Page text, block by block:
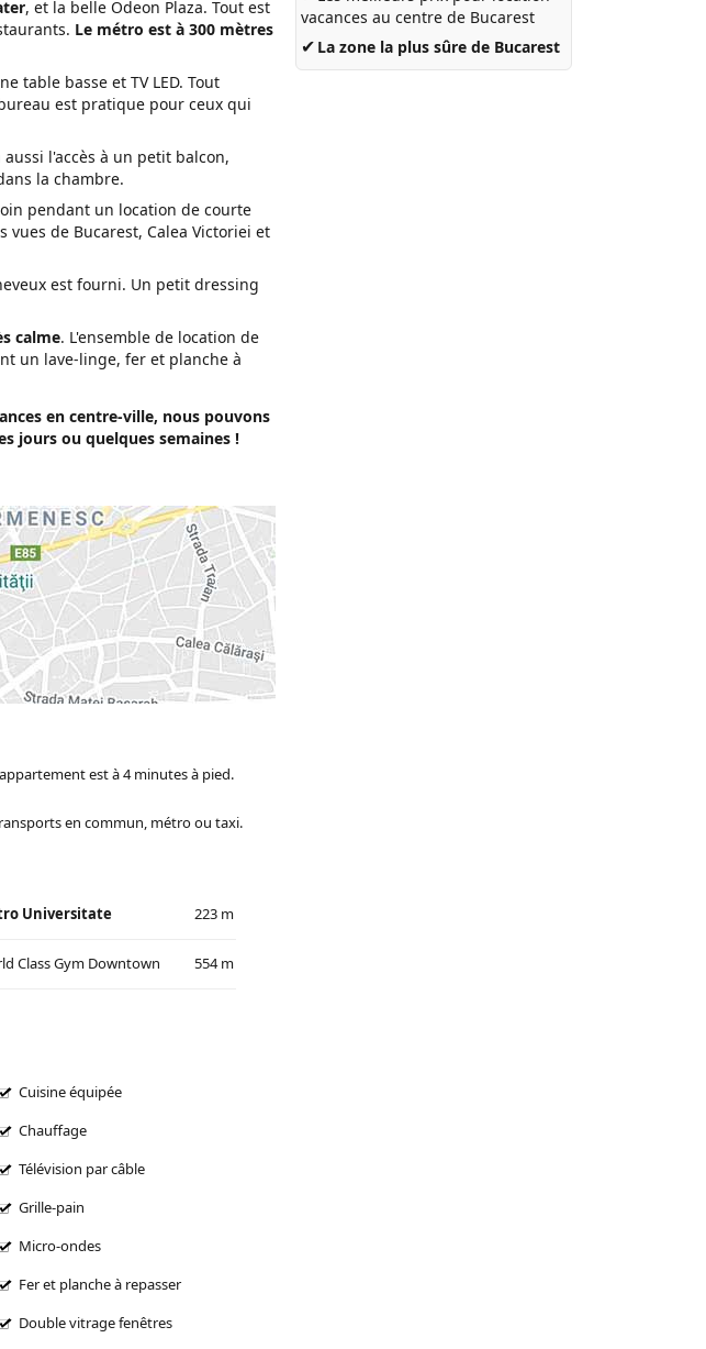
, et la belle Odeon Plaza. Tout est
Le métro est à 300 mètres
table basse et TV LED. Tout
est pratique pour ceux qui
l'accès à un petit balcon,
la chambre.
pendant un location de courte
de Bucarest, Calea Victoriei et
est fourni. Un petit dressing
calme. L'ensemble de location de
un lave-linge, fer et planche à
en centre-ville, nous pouvons
jours ou quelques semaines !
est à 4 minutes à pied.
en commun, métro ou taxi.
Universitate 223 m
Class Gym Downtown 554 m
Cuisine équipée
Chauffage
Télévision par câble
Grille-pain
Micro-ondes
Fer et planche à repasser
Double vitrage fenêtres
vacances au centre de Bucarest
✔ La zone la plus sûre de Bucarest